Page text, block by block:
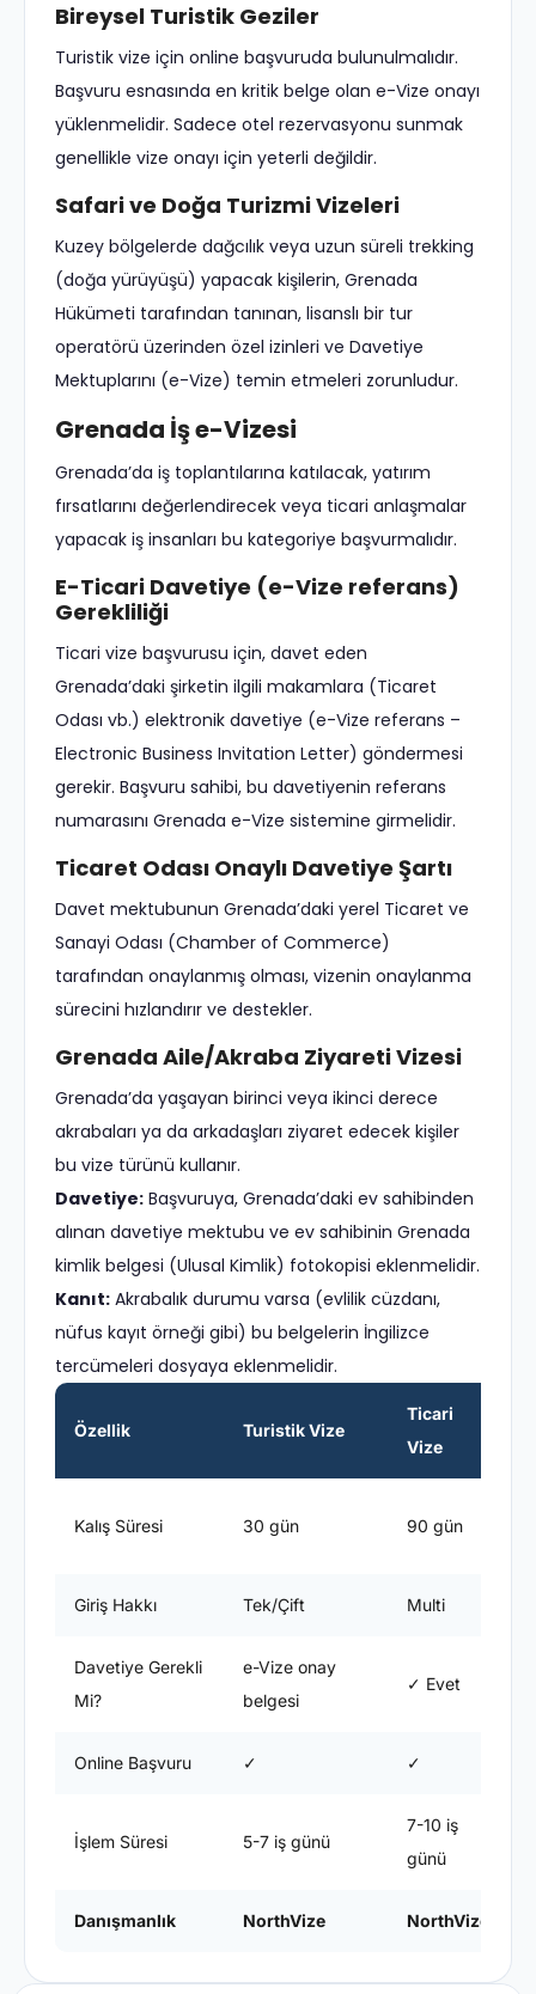
Bireysel Turistik Geziler
Turistik vize için online başvuruda bulunulmalıdır.
Başvuru esnasında en kritik belge olan e-Vize onayı
yüklenmelidir. Sadece otel rezervasyonu sunmak
genellikle vize onayı için yeterli değildir.
Safari ve Doğa Turizmi Vizeleri
Kuzey bölgelerde dağcılık veya uzun süreli trekking
(doğa yürüyüşü) yapacak kişilerin, Grenada
Hükümeti tarafından tanınan, lisanslı bir tur
operatörü üzerinden özel izinleri ve Davetiye
Mektuplarını (e-Vize) temin etmeleri zorunludur.
Grenada İş e-Vizesi
Grenada’da iş toplantılarına katılacak, yatırım
fırsatlarını değerlendirecek veya ticari anlaşmalar
yapacak iş insanları bu kategoriye başvurmalıdır.
E-Ticari Davetiye (e-Vize referans)
Gerekliliği
Ticari vize başvurusu için, davet eden
Grenada’daki şirketin ilgili makamlara (Ticaret
Odası vb.) elektronik davetiye (e-Vize referans –
Electronic Business Invitation Letter) göndermesi
gerekir. Başvuru sahibi, bu davetiyenin referans
numarasını Grenada e-Vize sistemine girmelidir.
Ticaret Odası Onaylı Davetiye Şartı
Davet mektubunun Grenada’daki yerel Ticaret ve
Sanayi Odası (Chamber of Commerce)
tarafından onaylanmış olması, vizenin onaylanma
sürecini hızlandırır ve destekler.
Grenada Aile/Akraba Ziyareti Vizesi
Grenada’da yaşayan birinci veya ikinci derece
akrabaları ya da arkadaşları ziyaret edecek kişiler
bu vize türünü kullanır.
Davetiye: Başvuruya, Grenada’daki ev sahibinden
alınan davetiye mektubu ve ev sahibinin Grenada
kimlik belgesi (Ulusal Kimlik) fotokopisi eklenmelidir.
Kanıt: Akrabalık durumu varsa (evlilik cüzdanı,
nüfus kayıt örneği gibi) bu belgelerin İngilizce
tercümeleri dosyaya eklenmelidir.
Özellik Turistik Vize
Ticari
Vize
Kalış Süresi 30 gün 90 gün
Giriş Hakkı Tek/Çift Multi
Davetiye Gerekli
Mi?
e-Vize onay
belgesi
✓ Evet
Online Başvuru ✓ ✓
İşlem Süresi 5-7 iş günü
7-10 iş
günü
Danışmanlık NorthVize NorthVize